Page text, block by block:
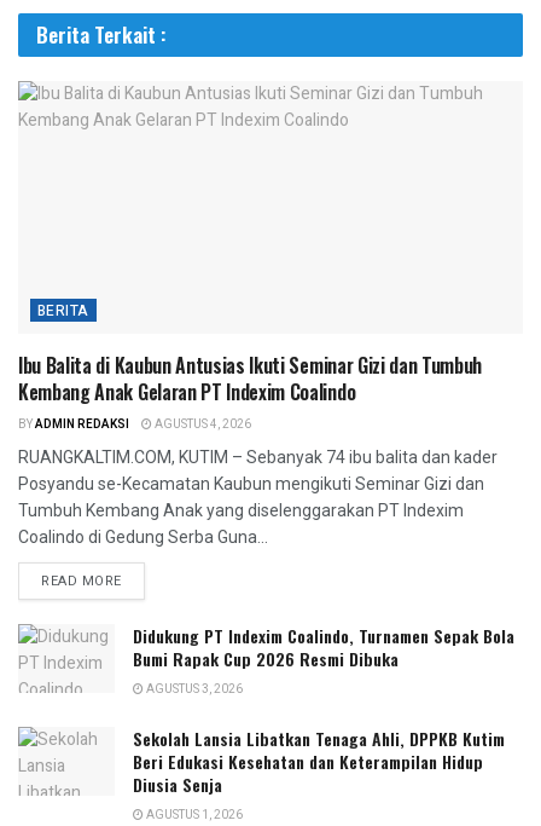
Berita Terkait :
BERITA
Ibu Balita di Kaubun Antusias Ikuti Seminar Gizi dan Tumbuh
Kembang Anak Gelaran PT Indexim Coalindo
BYADMIN REDAKSI AGUSTUS 4, 2026
RUANGKALTIM.COM, KUTIM – Sebanyak 74 ibu balita dan kader
Posyandu se-Kecamatan Kaubun mengikuti Seminar Gizi dan
Tumbuh Kembang Anak yang diselenggarakan PT Indexim
Coalindo di Gedung Serba Guna...
READ MORE
Didukung PT Indexim Coalindo, Turnamen Sepak Bola
Bumi Rapak Cup 2026 Resmi Dibuka
AGUSTUS 3, 2026
Sekolah Lansia Libatkan Tenaga Ahli, DPPKB Kutim
Beri Edukasi Kesehatan dan Keterampilan Hidup
Diusia Senja
AGUSTUS 1, 2026